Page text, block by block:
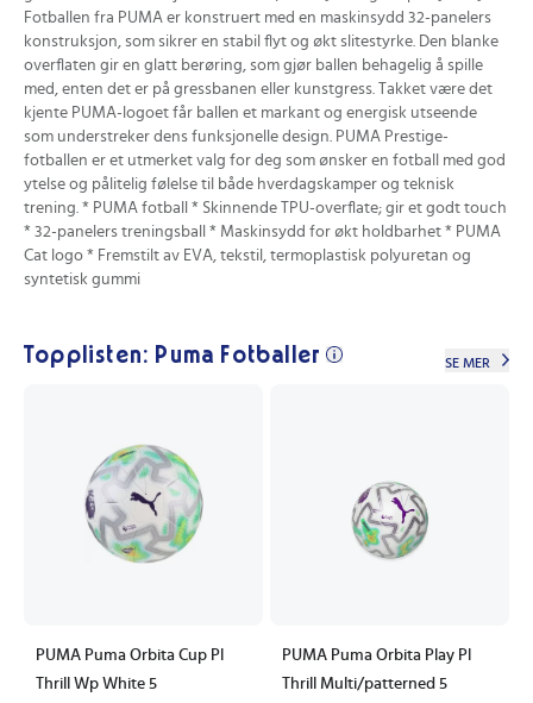
Fotballen fra PUMA er konstruert med en maskinsydd 32-panelers
konstruksjon, som sikrer en stabil flyt og økt slitestyrke. Den blanke
overflaten gir en glatt berøring, som gjør ballen behagelig å spille
med, enten det er på gressbanen eller kunstgress. Takket være det
kjente PUMA-logoet får ballen et markant og energisk utseende
som understreker dens funksjonelle design. PUMA Prestige-
fotballen er et utmerket valg for deg som ønsker en fotball med god
ytelse og pålitelig følelse til både hverdagskamper og teknisk
trening. * PUMA fotball * Skinnende TPU-overflate; gir et godt touch
* 32-panelers treningsball * Maskinsydd for økt holdbarhet * PUMA
Cat logo * Fremstilt av EVA, tekstil, termoplastisk polyuretan og
syntetisk gummi
Topplisten: Puma Fotballer SE MER
PUMA Puma Orbita Cup Pl
Thrill Wp White 5
PUMA Puma Orbita Play Pl
Thrill Multi/patterned 5